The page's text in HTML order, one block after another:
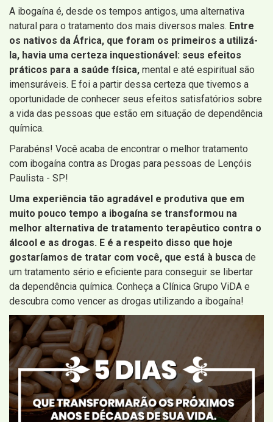
A ibogaína é, desde os tempos antigos, uma alternativa
natural para o tratamento dos mais diversos males. Entre
os nativos da África, que foram os primeiros a utilizá-
la, havia uma certeza inquestionável: seus efeitos
práticos para a saúde física, mental e até espiritual são
imensuráveis. E foi a partir dessa certeza que tivemos a
oportunidade de conhecer seus efeitos satisfatórios sobre
a vida das pessoas que estão em situação de dependência
química.
Parabéns! Você acaba de encontrar o melhor tratamento
com ibogaína contra as Drogas para pessoas de Lençóis
Paulista - SP!
Uma experiência tão agradável e produtiva que em
muito pouco tempo a ibogaína se transformou na
melhor alternativa de tratamento terapêutico contra o
álcool e as drogas. E é a respeito disso que hoje
gostaríamos de tratar com você, que está à busca de
um tratamento sério e eficiente para conseguir se libertar
da dependência química. Conheça a Clínica Grupo ViDA e
descubra como vencer as drogas utilizando a ibogaína!